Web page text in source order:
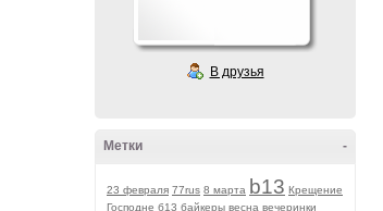
В друзья
-
Метки
23 февраля 77rus 8 марта b13 Крещение
Господне б13 байкеры весна вечеринки